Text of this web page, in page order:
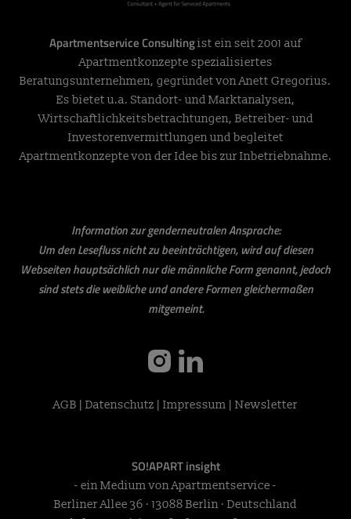
Apartmentservice Consultingist ein seit 2001 auf
Apartmentkonzepte spezialisiertes
Beratungsunternehmen, gegründet von Anett Gregorius.
Es bietet u.a. Standort- und Marktanalysen,
Wirtschaftlichkeitsbetrachtungen, Betreiber- und
Investorenvermittlungen und begleitet
Apartmentkonzepte von der Idee bis zur Inbetriebnahme.
Information zur genderneutralen Ansprache:
Um den Lesefluss nicht zu beeinträchtigen, wird auf diesen
Webseiten hauptsächlich nur die männliche Form genannt, jedoch
sind stets die weibliche und andere Formen gleichermaßen
mitgemeint.
instagram
AGB | Datenschutz | Impressum | Newsletter
SO!APART insight
- ein Medium von Apartmentservice -
Berliner Allee 36 · 13088 Berlin · Deutschland